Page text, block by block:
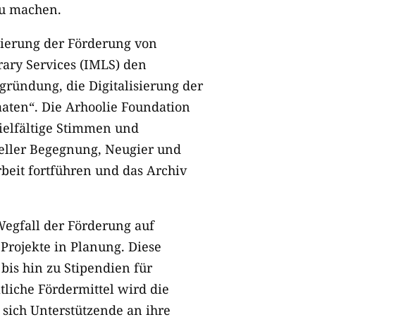
machen.
der Förderung von
Services (IMLS) den
die Digitalisierung der
Die Arhoolie Foundation
Stimmen und
Begegnung, Neugier und
fortführen und das Archiv
der Förderung auf
in Planung. Diese
hin zu Stipendien für
Fördermittel wird die
Unterstützende an ihre